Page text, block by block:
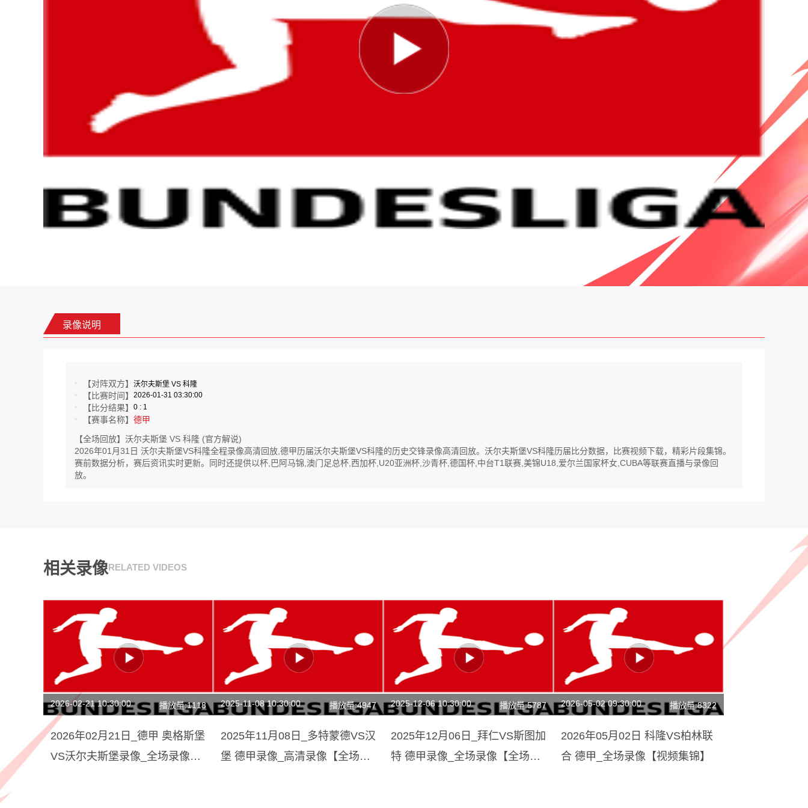
录像说明
【对阵双方】 沃尔夫斯堡 VS 科隆
【比赛时间】 2026-01-31 03:30:00
【比分结果】 0 : 1
【赛事名称】 德甲
【全场回放】沃尔夫斯堡 VS 科隆 (官方解说)
2026年01月31日 沃尔夫斯堡VS科隆全程录像高清回放,德甲历届沃尔夫斯堡VS科隆的历史交锋录像高清回放。沃尔夫斯堡VS科隆历届比分数据，比赛视频下载，精彩片段集锦。
赛前数据分析，赛后资讯实时更新。同时还提供以杯,巴阿马锦,澳门足总杯,西加杯,U20亚洲杯,沙青杯,德国杯,中台T1联赛,美锦U18,爱尔兰国家杯女,CUBA等联赛直播与录像回
放。
相关录像RELATED VIDEOS
2026-02-21 10:30:00 播放量:1118
2026年02月21日_德甲 奥格斯堡
VS沃尔夫斯堡录像_全场录像
2025-11-08 10:30:00 播放量:4947
2025年11月08日_多特蒙德VS汉
堡 德甲录像_高清录像【全场回
2025-12-06 10:30:00 播放量:5787
2025年12月06日_拜仁VS斯图加
特 德甲录像_全场录像【全场回
2026-05-02 09:30:00 播放量:8322
2026年05月02日 科隆VS柏林联
合 德甲_全场录像【视频集锦】